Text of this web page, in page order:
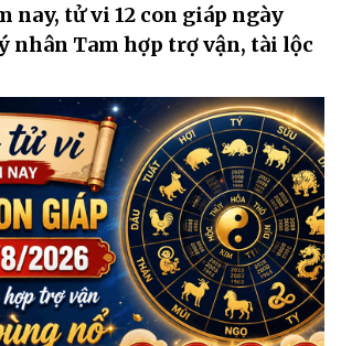
nay, tử vi 12 con giáp ngày
nhân Tam hợp trợ vận, tài lộc